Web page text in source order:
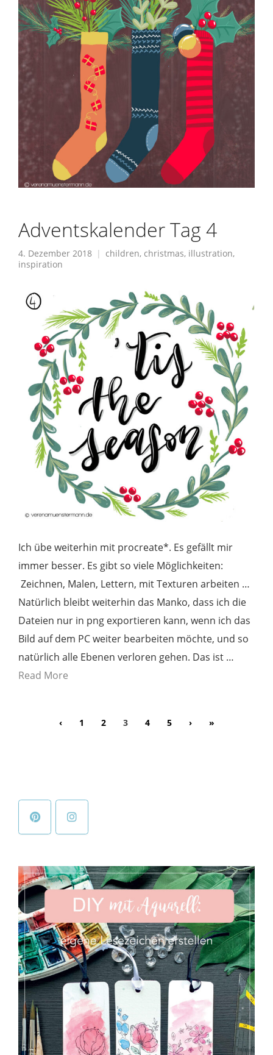
Adventskalender Tag 4
4. Dezember 2018 children, christmas, illustration,
inspiration
Ich übe weiterhin mit procreate*. Es gefällt mir
immer besser. Es gibt so viele Möglichkeiten:
Zeichnen, Malen, Lettern, mit Texturen arbeiten …
Natürlich bleibt weiterhin das Manko, dass ich die
Dateien nur in png exportieren kann, wenn ich das
Bild auf dem PC weiter bearbeiten möchte, und so
natürlich alle Ebenen verloren gehen. Das ist …
Read More
‹ 1 2 3 4 5 › »